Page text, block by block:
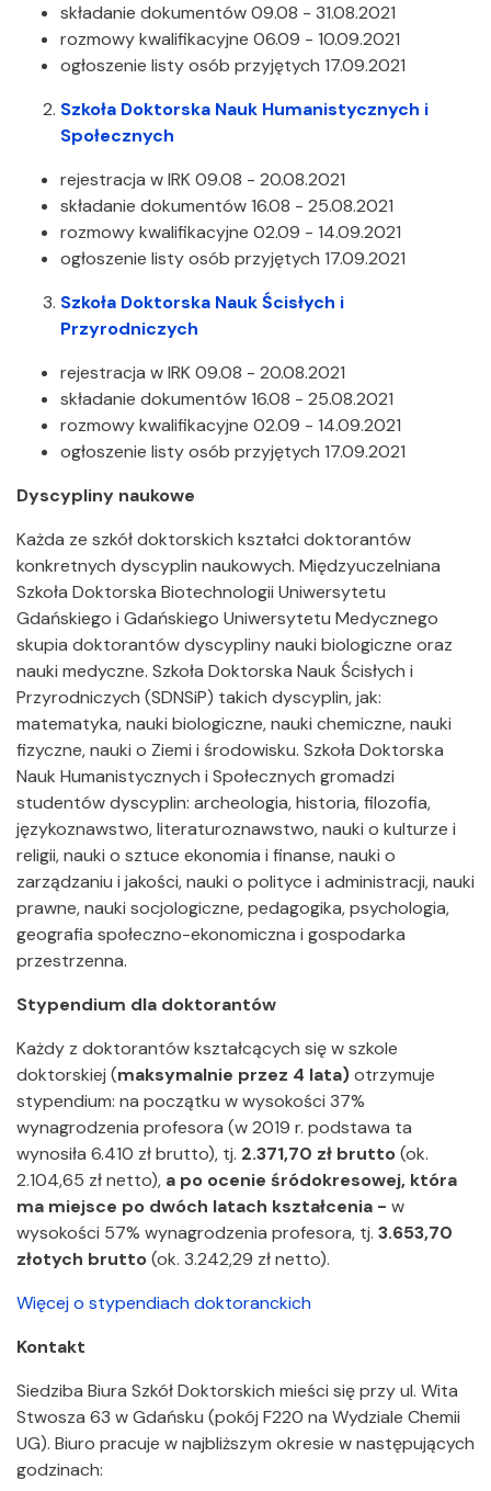
składanie dokumentów 09.08 - 31.08.2021
rozmowy kwalifikacyjne 06.09 - 10.09.2021
ogłoszenie listy osób przyjętych 17.09.2021
Szkoła Doktorska Nauk Humanistycznych i
Społecznych
rejestracja w IRK 09.08 - 20.08.2021
składanie dokumentów 16.08 - 25.08.2021
rozmowy kwalifikacyjne 02.09 - 14.09.2021
ogłoszenie listy osób przyjętych 17.09.2021
Szkoła Doktorska Nauk Ścisłych i
Przyrodniczych
rejestracja w IRK 09.08 - 20.08.2021
składanie dokumentów 16.08 - 25.08.2021
rozmowy kwalifikacyjne 02.09 - 14.09.2021
ogłoszenie listy osób przyjętych 17.09.2021
Dyscypliny naukowe
Każda ze szkół doktorskich kształci doktorantów
konkretnych dyscyplin naukowych. Międzyuczelniana
Szkoła Doktorska Biotechnologii Uniwersytetu
Gdańskiego i Gdańskiego Uniwersytetu Medycznego
skupia doktorantów dyscypliny nauki biologiczne oraz
nauki medyczne. Szkoła Doktorska Nauk Ścisłych i
Przyrodniczych (SDNSiP) takich dyscyplin, jak:
matematyka, nauki biologiczne, nauki chemiczne, nauki
fizyczne, nauki o Ziemi i środowisku. Szkoła Doktorska
Nauk Humanistycznych i Społecznych gromadzi
studentów dyscyplin: archeologia, historia, filozofia,
językoznawstwo, literaturoznawstwo, nauki o kulturze i
religii, nauki o sztuce ekonomia i finanse, nauki o
zarządzaniu i jakości, nauki o polityce i administracji, nauki
prawne, nauki socjologiczne, pedagogika, psychologia,
geografia społeczno-ekonomiczna i gospodarka
przestrzenna.
Stypendium dla doktorantów
Każdy z doktorantów kształcących się w szkole
doktorskiej (maksymalnie przez 4 lata)otrzymuje
stypendium: na początku w wysokości 37%
wynagrodzenia profesora (w 2019 r. podstawa ta
wynosiła 6.410 zł brutto), tj. 2.371,70 zł brutto(ok.
2.104,65 zł netto), a po ocenie śródokresowej, która
ma miejsce po dwóch latach kształcenia - w
wysokości 57% wynagrodzenia profesora, tj. 3.653,70
złotych brutto(ok. 3.242,29 zł netto).
Więcej o stypendiach doktoranckich
Kontakt
Siedziba Biura Szkół Doktorskich mieści się przy ul. Wita
Stwosza 63 w Gdańsku (pokój F220 na Wydziale Chemii
UG). Biuro pracuje w najbliższym okresie w następujących
godzinach: